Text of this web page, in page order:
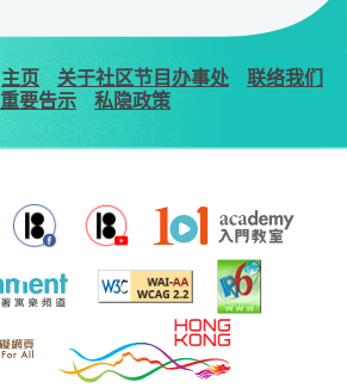
主页 关于社区节目办事处
联络我们
重要告示 私隐政策